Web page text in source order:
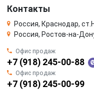
Контакты
Россия, Краснодар,
Россия, Ростов-на-
Офис продаж
+7 (918) 245-00-88
Офис продаж
+7 (918) 245-00-99